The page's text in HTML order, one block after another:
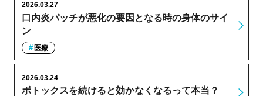
口内炎パッチが悪化の要因となる時の身体のサイ
ン
2026.03.27
医療
ボトックスを続けると効かなくなるって本当？
2026.03.24